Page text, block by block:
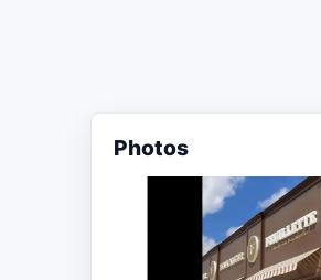
Photos